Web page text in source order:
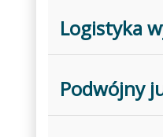
Logistyka
Podwójny